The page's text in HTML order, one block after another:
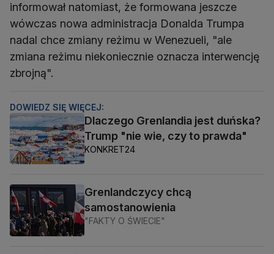
informował natomiast, że formowana jeszcze
wówczas nowa administracja Donalda Trumpa
nadal chce zmiany reżimu w Wenezueli, "ale
zmiana reżimu niekoniecznie oznacza interwencję
zbrojną".
DOWIEDZ SIĘ WIĘCEJ:
Dlaczego Grenlandia jest duńska?
Trump "nie wie, czy to prawda"
KONKRET24
Grenlandczycy chcą
samostanowienia
"FAKTY O ŚWIECIE"